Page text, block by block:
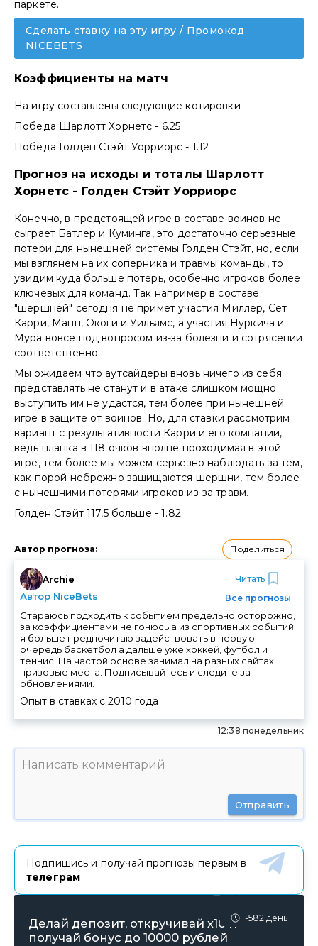
паркете.
Сделать ставку на эту игру / Промокод
NICEBETS
Коэффициенты на матч
На игру составлены следующие котировки
Победа Шарлотт Хорнетс - 6.25
Победа Голден Стэйт Уорриорс - 1.12
Прогноз на исходы и тоталы Шарлотт
Хорнетс - Голден Стэйт Уорриорс
Конечно, в предстоящей игре в составе воинов не
сыграет Батлер и Куминга, это достаточно серьезные
потери для нынешней системы Голден Стэйт, но, если
мы взглянем на их соперника и травмы команды, то
увидим куда больше потерь, особенно игроков более
ключевых для команд. Так например в составе
"шершней" сегодня не примет участия Миллер, Сет
Карри, Манн, Окоги и Уильямс, а участия Нуркича и
Мура вовсе под вопросом из-за болезни и сотрясении
соответственно.
Мы ожидаем что аутсайдеры вновь ничего из себя
представлять не станут и в атаке слишком мощно
выступить им не удастся, тем более при нынешней
игре в защите от воинов. Но, для ставки рассмотрим
вариант с результативности Карри и его компании,
ведь планка в 118 очков вполне проходимая в этой
игре, тем более мы можем серьезно наблюдать за тем,
как порой небрежно защищаются шершни, тем более
с нынешними потерями игроков из-за травм.
Голден Стэйт 117,5 больше - 1.82
Автор прогноза: Поделиться
Archie
Автор NiceBets
Читать
Все прогнозы
Стараюсь подходить к событием предельно осторожно,
за коэффициентами не гонюсь а из спортивных событий
я больше предпочитаю задействовать в первую
очередь баскетбол а дальше уже хоккей, футбол и
теннис. На частой основе занимал на разных сайтах
призовые места. Подписывайтесь и следите за
обновлениями.
Опыт в ставках с 2010 года
12:38 понедельник
Отправить
Подпишись и получай прогнозы первым в
телеграм
-582 день
Делай депозит, откручивай х10 и
получай бонус до 10000 рублей